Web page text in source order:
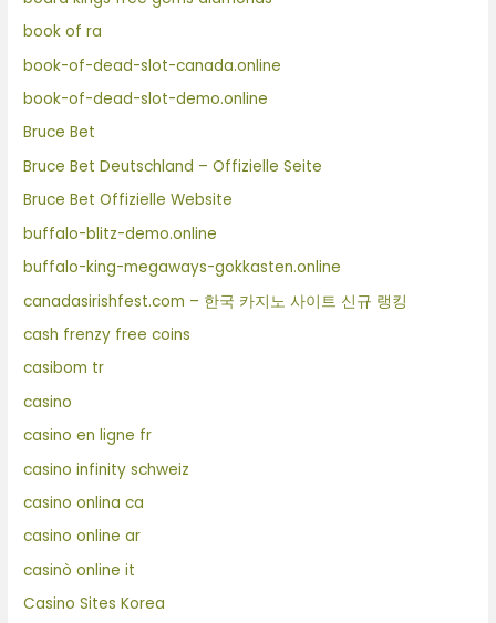
book of ra
book-of-dead-slot-canada.online
book-of-dead-slot-demo.online
Bruce Bet
Bruce Bet Deutschland – Offizielle Seite
Bruce Bet Offizielle Website
buffalo-blitz-demo.online
buffalo-king-megaways-gokkasten.online
canadasirishfest.com – 한국 카지노 사이트 신규 랭킹
cash frenzy free coins
casibom tr
casino
casino en ligne fr
casino infinity schweiz
casino onlina ca
casino online ar
casinò online it
Casino Sites Korea